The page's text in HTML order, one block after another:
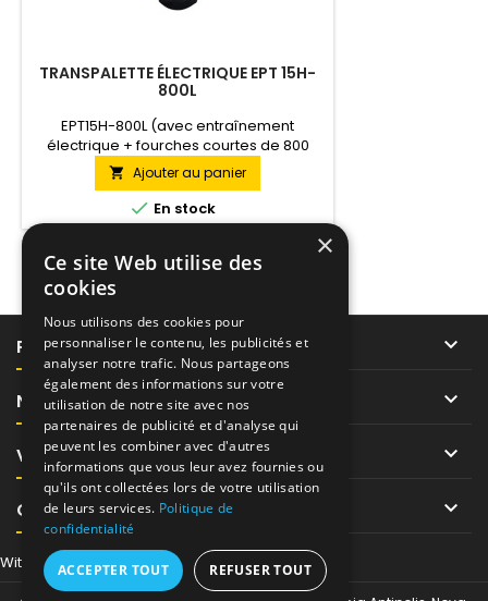
TRANSPALETTE ÉLECTRIQUE EPT 15H-
800L
EPT15H-800L (avec entraînement
électrique + fourches courtes de 800
mm) Chariot électrique à entraînement
électrique se déplaçant sur une roue
pivotante. Variante économique du
chariot automoteur. Le levage et
déplacement se fait au moyen d'un
moteur électrique, alimenté par une
batterie de traction. Facilite...
 Ajouter au panier
 En stock
PRODUITS 
NOTRE SOCIÉTÉ 
VOTRE COMPTE 
CONTACT 
Withdraw from contract here
×
Ce site Web utilise des
cookies
Nous utilisons des cookies pour
personnaliser le contenu, les publicités et
analyser notre trafic. Nous partageons
également des informations sur votre
utilisation de notre site avec nos
partenaires de publicité et d'analyse qui
peuvent les combiner avec d'autres
informations que vous leur avez fournies ou
qu'ils ont collectées lors de votre utilisation
de leurs services. Politique de
confidentialité
ACCEPTER TOUT REFUSER TOUT